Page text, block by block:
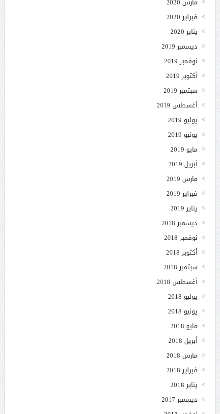
فبراير 2020
يناير 2020
ديسمبر 2019
نوفمبر 2019
أكتوبر 2019
سبتمبر 2019
أغسطس 2019
يوليو 2019
يونيو 2019
مايو 2019
أبريل 2019
مارس 2019
فبراير 2019
يناير 2019
ديسمبر 2018
نوفمبر 2018
أكتوبر 2018
سبتمبر 2018
أغسطس 2018
يوليو 2018
يونيو 2018
مايو 2018
أبريل 2018
مارس 2018
فبراير 2018
يناير 2018
ديسمبر 2017